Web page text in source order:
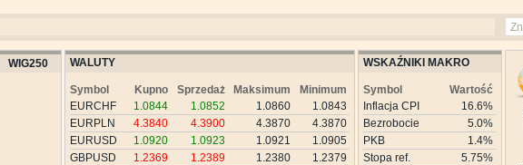
WIG250 WALUTY
Symbol Kupno Sprzedaż Maksimum
Minimum
EURCHF
1.0844 1.0852 1.0860
1.0843
EURPLN
4.3840 4.3900 4.3870
4.3870
EURUSD
1.0920 1.0923 1.0921
1.0905
GBPUSD
1.2369 1.2389 1.2380
1.2379
WSKAŹNIKI MAKRO
Symbol
Wartość
Inflacja CPI
16.6%
Bezrobocie
5.0%
PKB
1.4%
Stopa ref.
5.75%